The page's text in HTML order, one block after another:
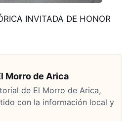
INVITADA DE HONOR
Morro de Arica
de El Morro de Arica,
con la información local y